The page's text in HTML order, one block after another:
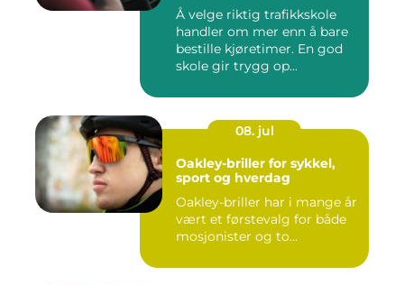
Å velge riktig trafikkskole
handler om mer enn å bare
bestille kjøretimer. En god
skole gir trygg op...
08. jul
Oakley-briller for sykkel,
sport og hverdag
Oakley-briller har i mange år
vært et førstevalg for både
mosjonister og to...